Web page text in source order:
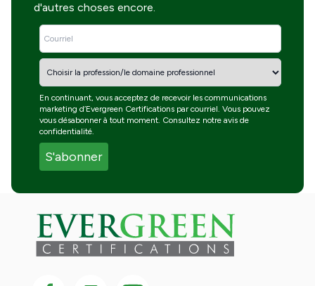
d'autres choses encore.
En continuant, vous acceptez de recevoir les communications
marketing d’Evergreen Certifications par courriel. Vous pouvez
vous désabonner à tout moment. Consultez notre avis de
confidentialité.
Suivez-nous sur Facebook
Suivez-nous sur LinkedIn
Suivez-